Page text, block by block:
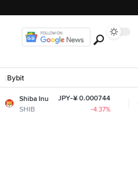
Bybit
JPY-¥ 0.000744
Bitcoin
BTC